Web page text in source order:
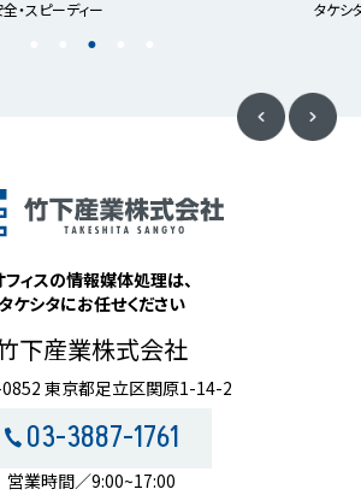
・スピーディー タケシ
フィスの情報媒体処理は、
タケシタにお任せください
下産業株式会社
東京都足立区関原1-14-2
03-3887-1761
営業時間／9:00~17:00